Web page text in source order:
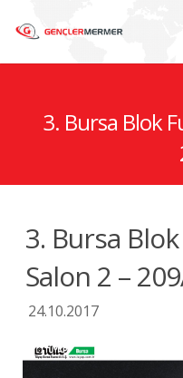
الاتصال
3. Bursa Blok
3. Bursa Blok
Salon 2 –
24.10.2017